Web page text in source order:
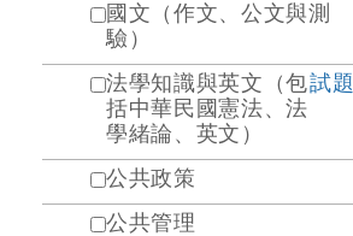
國文（作文、公文與測
驗）
法學知識與英文（包
括中華民國憲法、法
學緒論、英文）
試題
公共政策
公共管理